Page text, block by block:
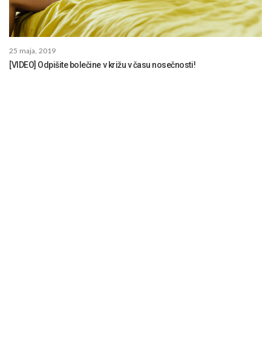
25 maja, 2019
[VIDEO] Odpišite bolečine v križu v času nosečnosti!